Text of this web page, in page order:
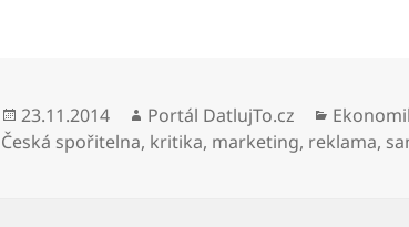
Publikováno:
23.11.2014 Autor:
Portál DatlujTo.cz Rubriky:
Česká spořitelna, kritika, marketing, reklama,